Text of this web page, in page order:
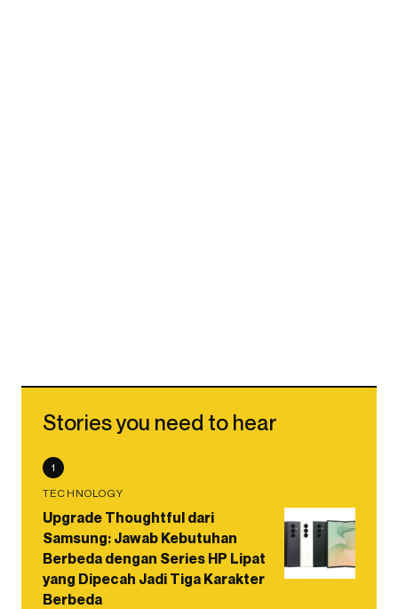
Stories you need to hear
1
TECHNOLOGY
Upgrade Thoughtful dari
Samsung: Jawab Kebutuhan
Berbeda dengan Series HP Lipat
yang Dipecah Jadi Tiga Karakter
Berbeda